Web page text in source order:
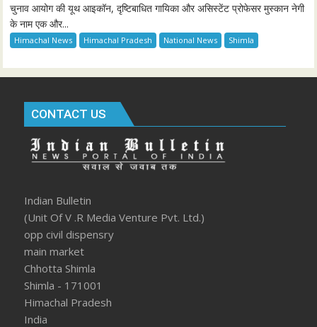
चुनाव आयोग की यूथ आइकॉन, दृष्टिबाधित गायिका और असिस्टेंट प्रोफेसर मुस्कान नेगी
के नाम एक और...
Himachal News Himachal Pradesh National News Shimla
CONTACT US
Indian Bulletin
(Unit Of V .R Media Venture Pvt. Ltd.)
opp civil dispensry
main market
Chhotta Shimla
Shimla - 171001
Himachal Pradesh
India